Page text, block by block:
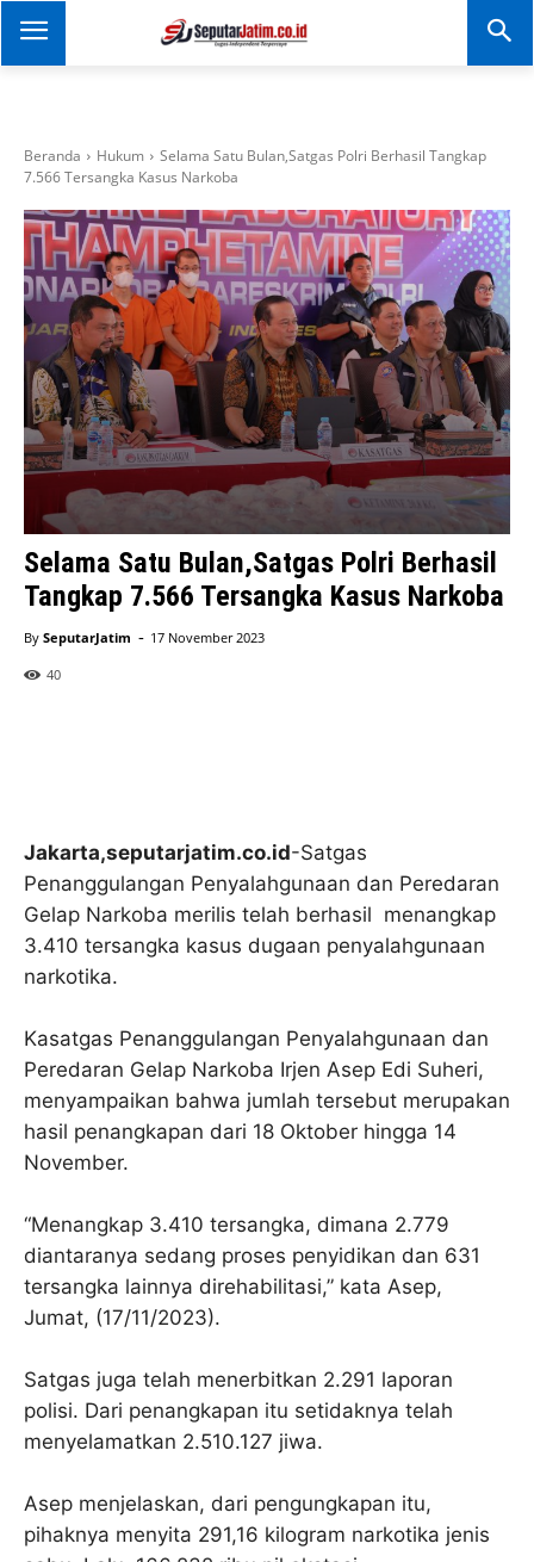
SEPUTAR JATIM
Portal Informasi Dan
Beranda Hukum
Selama Satu Bulan,Satgas Polri Berhasil Tangkap
7.566 Tersangka Kasus Narkoba
Selama Satu Bulan,Satgas Polri Berhasil
Tangkap 7.566 Tersangka Kasus Narkoba
By SeputarJatim - 17 November 2023
40
Jakarta,seputarjatim.co.id-Satgas
Penanggulangan Penyalahgunaan dan Peredaran
Gelap Narkoba merilis telah berhasil menangkap
3.410 tersangka kasus dugaan penyalahgunaan
narkotika.
Kasatgas Penanggulangan Penyalahgunaan dan
Peredaran Gelap Narkoba Irjen Asep Edi Suheri,
menyampaikan bahwa jumlah tersebut merupakan
hasil penangkapan dari 18 Oktober hingga 14
November.
“Menangkap 3.410 tersangka, dimana 2.779
diantaranya sedang proses penyidikan dan 631
tersangka lainnya direhabilitasi,” kata Asep,
Jumat, (17/11/2023).
Satgas juga telah menerbitkan 2.291 laporan
polisi. Dari penangkapan itu setidaknya telah
menyelamatkan 2.510.127 jiwa.
Asep menjelaskan, dari pengungkapan itu,
pihaknya menyita 291,16 kilogram narkotika jenis